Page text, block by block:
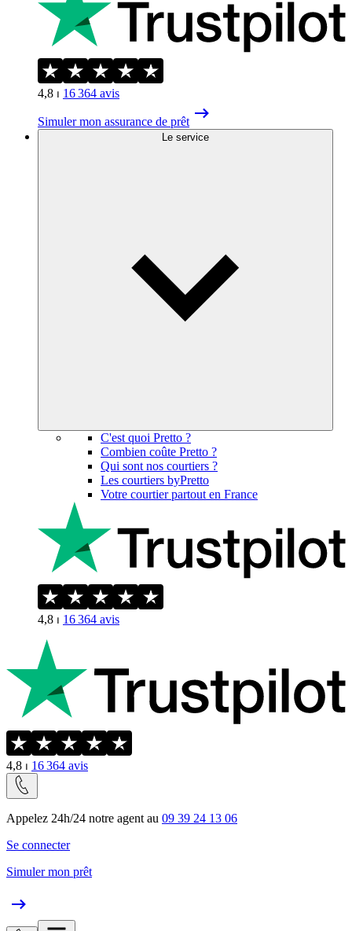
4,8 ⏐ 16 364 avis
Simuler mon assurance de prêt
Le service
C'est quoi Pretto ?
Combien coûte Pretto ?
Qui sont nos courtiers ?
Les courtiers byPretto
Votre courtier partout en France
4,8 ⏐ 16 364 avis
4,8 ⏐ 16 364 avis
Appelez 24h/24 notre agent au 09 39 24 13 06
Se connecter
Simuler mon prêt